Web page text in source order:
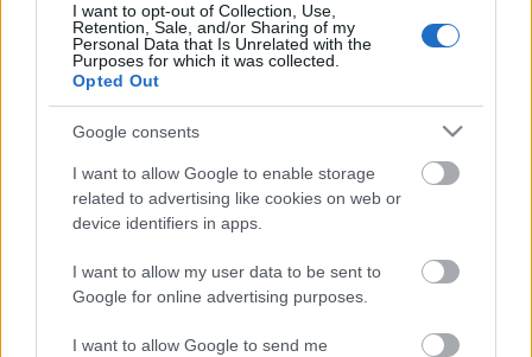
I want to opt-out of Collection, Use,
Retention, Sale, and/or Sharing of my
Personal Data that Is Unrelated with the
Purposes for which it was collected.
Opted Out
Google consents
I want to allow Google to enable storage
related to advertising like cookies on web or
device identifiers in apps.
I want to allow my user data to be sent to
Google for online advertising purposes.
I want to allow Google to send me
évre elegendő erőforrásait
HIRDETÉS
HIRDETÉS
HIRDETÉS